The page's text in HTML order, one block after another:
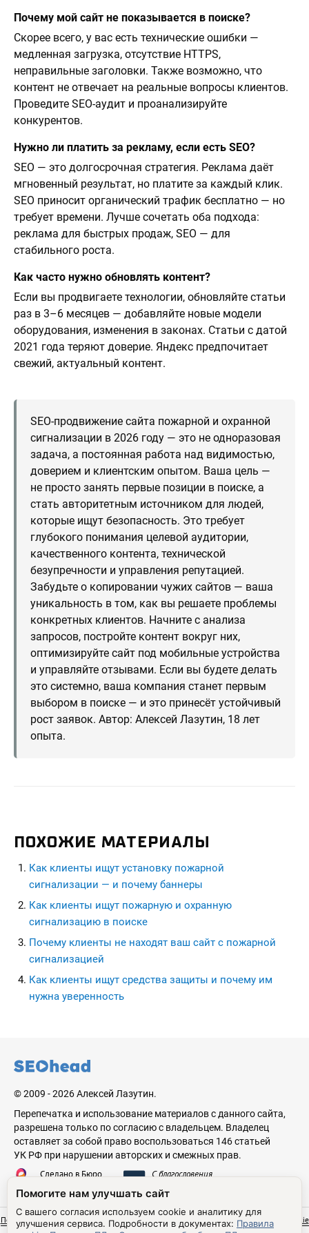
Почему мой сайт не показывается в поиске?
Скорее всего, у вас есть технические ошибки —
медленная загрузка, отсутствие HTTPS,
неправильные заголовки. Также возможно, что
контент не отвечает на реальные вопросы клиентов.
Проведите SEO-аудит и проанализируйте
конкурентов.
Нужно ли платить за рекламу, если есть SEO?
SEO — это долгосрочная стратегия. Реклама даёт
мгновенный результат, но платите за каждый клик.
SEO приносит органический трафик бесплатно — но
требует времени. Лучше сочетать оба подхода:
реклама для быстрых продаж, SEO — для
стабильного роста.
Как часто нужно обновлять контент?
Если вы продвигаете технологии, обновляйте статьи
раз в 3–6 месяцев — добавляйте новые модели
оборудования, изменения в законах. Статьи с датой
2021 года теряют доверие. Яндекс предпочитает
свежий, актуальный контент.
SEO-продвижение сайта пожарной и охранной
сигнализации в 2026 году — это не одноразовая
задача, а постоянная работа над видимостью,
доверием и клиентским опытом. Ваша цель —
не просто занять первые позиции в поиске, а
стать авторитетным источником для людей,
которые ищут безопасность. Это требует
глубокого понимания целевой аудитории,
качественного контента, технической
безупречности и управления репутацией.
Забудьте о копировании чужих сайтов — ваша
уникальность в том, как вы решаете проблемы
конкретных клиентов. Начните с анализа
запросов, постройте контент вокруг них,
оптимизируйте сайт под мобильные устройства
и управляйте отзывами. Если вы будете делать
это системно, ваша компания станет первым
выбором в поиске — и это принесёт устойчивый
рост заявок. Автор: Алексей Лазутин, 18 лет
опыта.
ПОХОЖИЕ МАТЕРИАЛЫ
Как клиенты ищут установку пожарной
сигнализации — и почему баннеры
Как клиенты ищут пожарную и охранную
сигнализацию в поиске
Почему клиенты не находят ваш сайт с пожарной
сигнализацией
Как клиенты ищут средства защиты и почему им
нужна уверенность
© 2009 - 2026 Алексей Лазутин.
Перепечатка и использование материалов с данного сайта,
разрешена только по согласию с владельцем. Владелец
оставляет за собой право воспользоваться 146 статьей
УК РФ при нарушении авторских и смежных прав.
Сделано в Бюро
С благословения
Политика обработки персональных данныхСогласие на обработку ПДнПравила cookie
Помогите нам улучшать сайт
С вашего согласия используем cookie и аналитику для
улучшения сервиса. Подробности в документах: Правила